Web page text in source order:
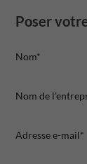
Poser
Nom*
Nom de
Adresse e-mail*